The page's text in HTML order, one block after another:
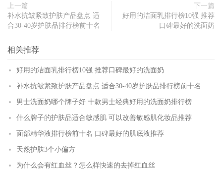
上一篇
补水抗皱紧致护肤产品盘点 适
合30-40岁护肤品排行榜前十名
下一篇
好用的洁面乳排行榜10强 推荐
口碑最好的洗面奶
相关推荐
好用的洁面乳排行榜10强 推荐口碑最好的洗面奶
补水抗皱紧致护肤产品盘点 适合30-40岁护肤品排行榜前十名
男士洗面奶哪个牌子好 十款男士经典好用的洗面奶排行榜
什么牌子的护肤品适合敏感肌 可以改善敏感肌化妆品推荐
面部精华液排行榜前十名 口碑最好的肌底液推荐
天然护肤3个小偏方
为什么会有红血丝？怎么样快速的去掉红血丝